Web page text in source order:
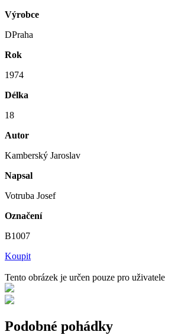
Výrobce
DPraha
Rok
1974
Délka
18
Autor
Kamberský Jaroslav
Napsal
Votruba Josef
Označení
B1007
Koupit
Tento obrázek je určen pouze pro uživatele
Podobné pohádky